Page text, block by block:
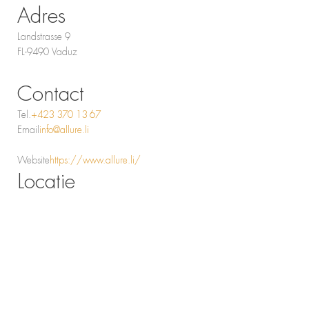
Adres
Landstrasse 9
FL-9490 Vaduz
Contact
Tel. +423 370 13 67
Email info@allure.li
Websitehttps://www.allure.li/
Locatie